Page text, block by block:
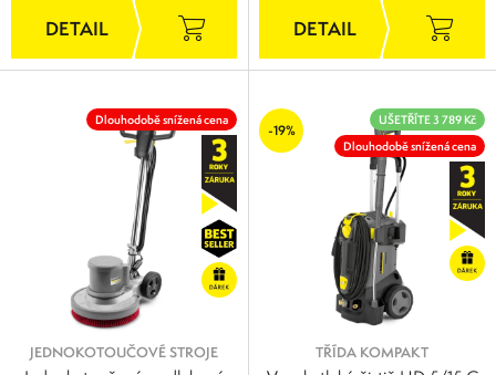
Dlouhodobě snížená cena
JEDNOKOTOUČOVÉ STROJE
-19%
UŠETŘÍTE 3 789 Kč
Dlouhodobě snížená cena
TŘÍDA KOMPAKT